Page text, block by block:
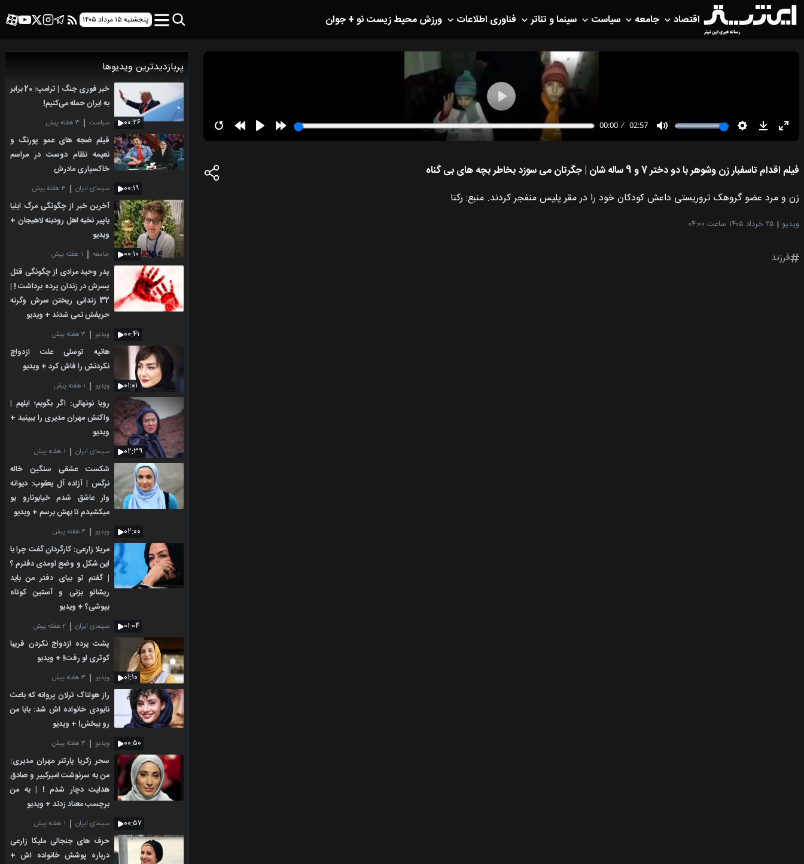
اقتصاد جامعه سیاست سینما و تئاتر فناوری اطلاعات ورزشمحیط زیستنو + جوان پنجشنبه ۱۵ مرداد ۱۴۰۵
فیلم اقدام تاسفبار زن وشوهر با دو دختر 7 و 9 ساله شان | جگرتان می سوزد بخاطر بچه های بی گناه
زن و مرد عضو گروهک تروریستی داعش کودکان خود را در مقر پلیس منفجر کردند. منبع: رکنا
ویدیو ۲۵ خرداد ۱۴۰۵ ساعت ۰۴:۰۰
فرزند
پربازدیدترین ویدیوها
۰۰:۲۶
خبر فوری جنگ | ترامپ: 20 برابر
به ایران حمله می‌کنیم!
سیاست ۳ هفته پیش
۰۰:۱۹
فیلم ضجه های عمو پورنگ و
نعیمه نظام دوست در مراسم
خاکسپاری مادرش
سینمای ایران ۳ هفته پیش
۰۰:۱۰
آخرین خبر از چگونگی مرگ ایلیا
یاپیر نخبه اهل رودبنه لاهیجان +
ویدیو
جامعه ۱ هفته پیش
۰۰:۴۱
پدر وحید مرادی از چگونگی قتل
پسرش در زندان پرده برداشت ! |
32 زندانی ریختن سرش وگرنه
حریفش نمی شدند + ویدیو
ویدیو ۳ هفته پیش
۰۱:۰۱
هانیه توسلی علت ازدواج
نکردنش را فاش کرد + ویدیو
ویدیو ۱ هفته پیش
۰۲:۳۹
رویا نونهالی: اگر بگویم؛ ابلهم |
واکنش مهران مدیری را ببینید +
ویدیو
سینمای ایران ۱ هفته پیش
۰۲:۰۰
شکست عشقی سنگین خاله
نرگس | آزاده آل یعقوب: دیوانه
وار عاشق شدم خیابونارو بو
میکشیدم تا بهش برسم + ویدیو
ویدیو ۴ هفته پیش
۰۱:۰۴
مریلا زارعی: کارگردان گفت چرا با
این شکل و وضع اومدی دفترم ؟
| گفتم تو بیای دفتر من باید
ریشاتو بزنی و آستین کوتاه
بپوشی؟ + ویدیو
سینمای ایران ۲ هفته پیش
۰۱:۱۰
پشت پرده ازدواج نکردن فریبا
کوثری لو رفت! + ویدیو
ویدیو ۳ هفته پیش
۰۰:۵۰
راز هولناک ترلان پروانه که باعث
نابودی خانواده اش شد: بابا من
رو ببخش! + ویدیو
ویدیو ۳ هفته پیش
۰۰:۵۷
سحر زکریا پارتنر مهران مدیری:
من به سرنوشت امیرکبیر و صادق
هدایت دچار شدم ! | به من
برچسب معتاد زدند + ویدیو
سینمای ایران ۱ هفته پیش
حرف های جنجالی ملیکا زارعی
درباره پوشش خانواده اش +